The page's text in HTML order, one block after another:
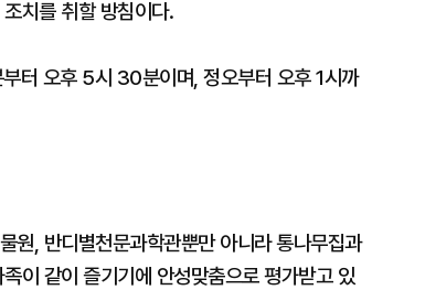
조치를 취할 방침이다.
터 오후 5시 30분이며, 정오부터 오후 1시까
원, 반디별천문과학관뿐만 아니라 통나무집과
이 같이 즐기기에 안성맞춤으로 평가받고 있